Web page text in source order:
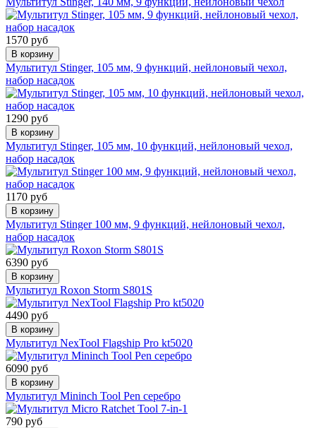
1570 руб
В корзину
Мультитул Stinger, 105 мм, 9 функций, нейлоновый чехол,
набор насадок
1290 руб
В корзину
Мультитул Stinger, 105 мм, 10 функций, нейлоновый чехол,
набор насадок
1170 руб
В корзину
Мультитул Stinger 100 мм, 9 функций, нейлоновый чехол,
набор насадок
6390 руб
В корзину
Мультитул Roxon Storm S801S
4490 руб
В корзину
Мультитул NexTool Flagship Pro kt5020
6090 руб
В корзину
Мультитул Mininch Tool Pen серебро
790 руб